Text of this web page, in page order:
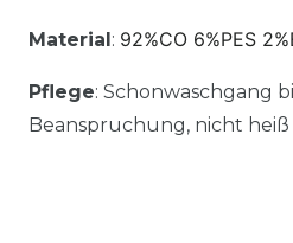
Material: 92%CO 6%PES
Pflege: Schonwaschgang
Beanspruchung, nicht